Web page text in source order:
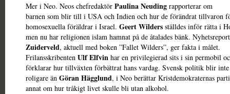
Mer i Neo. Neos chefredaktör Paulina Neuding rapporterar om
barnen som blir till i USA och Indien och hur de förändrat tillvaron
homosexuella föräldrar i Israel. Geert Wilders ställdes inför rätta i
men nu har religionen islam hamnat på de åtalades bänk.
Zuiderveld, aktuell med boken ”Fallet Wilders”, ger fakta i målet.
Frilansskribenten Ulf Elfvin har en privilegierad sits i sin permobil
förklarar hur tillväxten förbättrat hans vardag. Svensk politik blir inte
roligare än Göran Hägglund, i Neo berättar Kristdemokraternas
annat om hur tråkigt livet skulle bli utan alkohol.